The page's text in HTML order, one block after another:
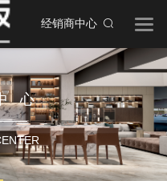
经销商中心
心